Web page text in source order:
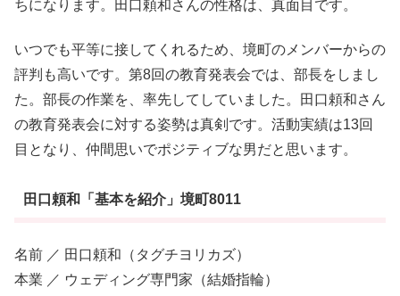
ちになります。田口頼和さんの性格は、真面目です。
いつでも平等に接してくれるため、境町のメンバーからの
評判も高いです。第8回の教育発表会では、部長をしまし
た。部長の作業を、率先してしていました。田口頼和さん
の教育発表会に対する姿勢は真剣です。活動実績は13回
目となり、仲間思いでポジティブな男だと思います。
田口頼和「基本を紹介」境町8011
名前 ／ 田口頼和（タグチヨリカズ）
本業 ／ ウェディング専門家（結婚指輪）